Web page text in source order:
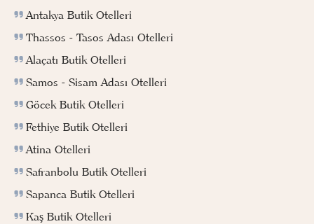
Antakya Butik Otelleri
Thassos - Tasos Adası Otelleri
Alaçatı Butik Otelleri
Samos - Sisam Adası Otelleri
Göcek Butik Otelleri
Fethiye Butik Otelleri
Atina Otelleri
Safranbolu Butik Otelleri
Sapanca Butik Otelleri
Kaş Butik Otelleri